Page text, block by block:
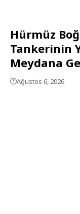
Hürmüz
Tankerinin
Meydana
Ağustos 6, 2026